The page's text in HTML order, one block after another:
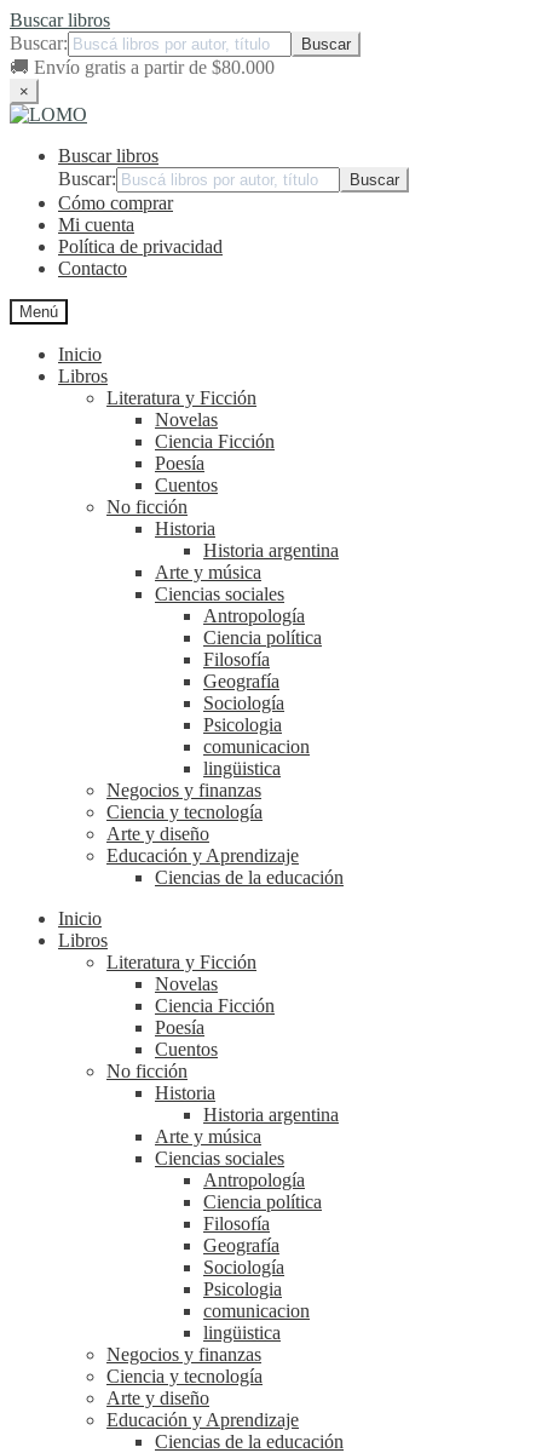
Buscar libros
Buscar:
🚚 Envío gratis a partir de $80.000
×
Ir
navegación
Ir
contenidoBuscar libros
Buscar:
Cómo comprar
Mi cuenta
Política de privacidad
Contacto
Menú
Inicio
Libros
Literatura y Ficción
Novelas
Ciencia Ficción
Poesía
Cuentos
No ficción
Historia
Historia argentina
Arte y música
Ciencias sociales
Antropología
Ciencia política
Filosofía
Geografía
Sociología
Psicologia
comunicacion
lingüistica
Negocios y finanzas
Ciencia y tecnología
Arte y diseño
Educación y Aprendizaje
Ciencias de la educación
Inicio
Libros
Literatura y Ficción
Novelas
Ciencia Ficción
Poesía
Cuentos
No ficción
Historia
Historia argentina
Arte y música
Ciencias sociales
Antropología
Ciencia política
Filosofía
Geografía
Sociología
Psicologia
comunicacion
lingüistica
Negocios y finanzas
Ciencia y tecnología
Arte y diseño
Educación y Aprendizaje
Ciencias de la educación